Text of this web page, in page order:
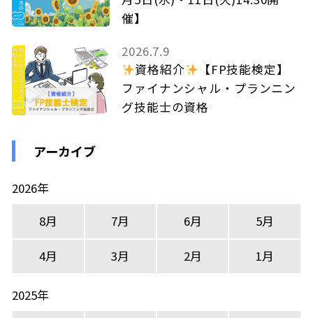
催】
2026.7.9
資格紹介
【FP技能検定】
ファイナンシャル・プランニン
グ技能士の資格
アーカイブ
2026年
8月
7月 6月 5月
4月 3月 2月 1月
2025年